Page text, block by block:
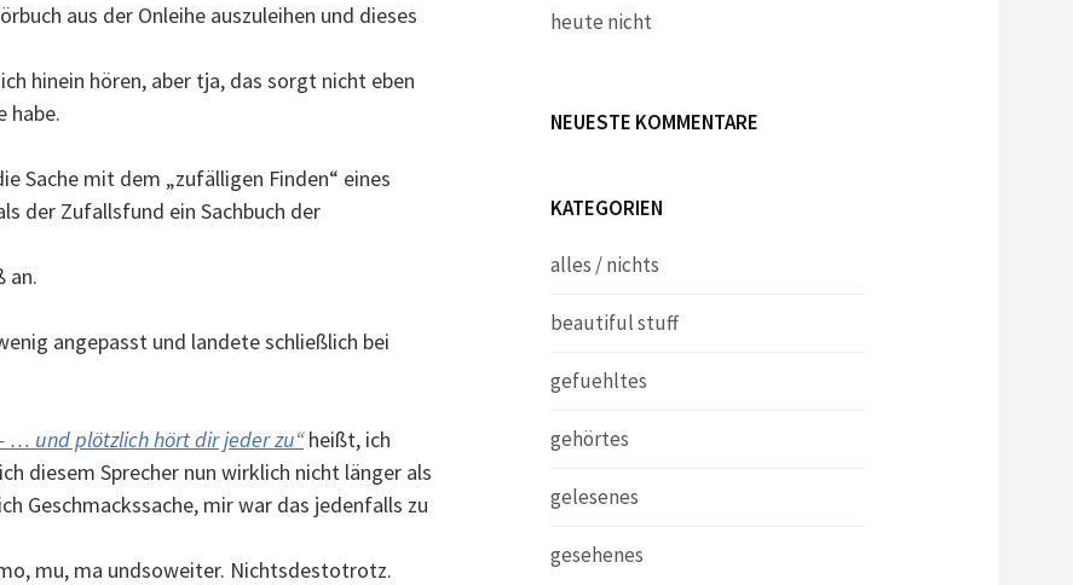
aus der Onleihe auszuleihen und dieses
hinein hören, aber tja, das sorgt nicht eben
habe.
Sache mit dem „zufälligen Finden“ eines
der Zufallsfund ein Sachbuch der
an.
angepasst und landete schließlich bei
… und plötzlich hört dir jeder zu“heißt, ich
diesem Sprecher nun wirklich nicht länger als
Geschmackssache, mir war das jedenfalls zu
mu, ma undsoweiter. Nichtsdestotrotz.
heute nicht
NEUESTE KOMMENTARE
KATEGORIEN
alles / nichts
beautiful stuff
gefuehltes
gehörtes
gelesenes
gesehenes